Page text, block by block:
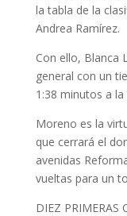
la tabla de la
Andrea Ramírez.
Con ello, Blanca
general con un
1:38 minutos a
Moreno es la
que cerrará el
avenidas
vueltas para un
DIEZ PRIMERAS